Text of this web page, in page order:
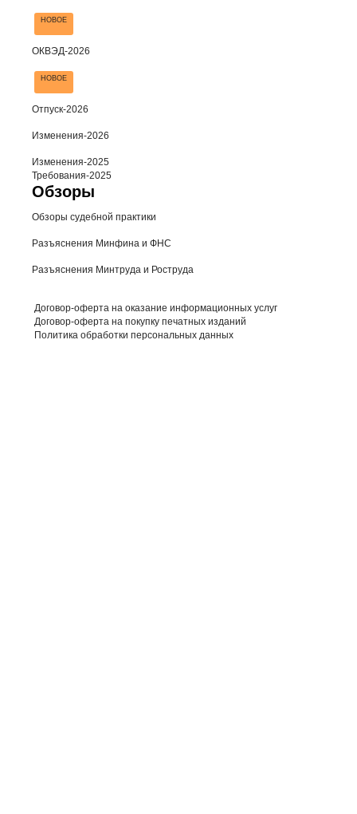
НОВОЕ
ОКВЭД-2026
НОВОЕ
Отпуск-2026
Изменения-2026
Изменения-2025
Требования-2025
Обзоры
Обзоры судебной практики
Разъяснения Минфина и ФНС
Разъяснения Минтруда и Роструда
Договор-оферта на оказание информационных услуг
Договор-оферта на покупку печатных изданий
Политика обработки персональных данных